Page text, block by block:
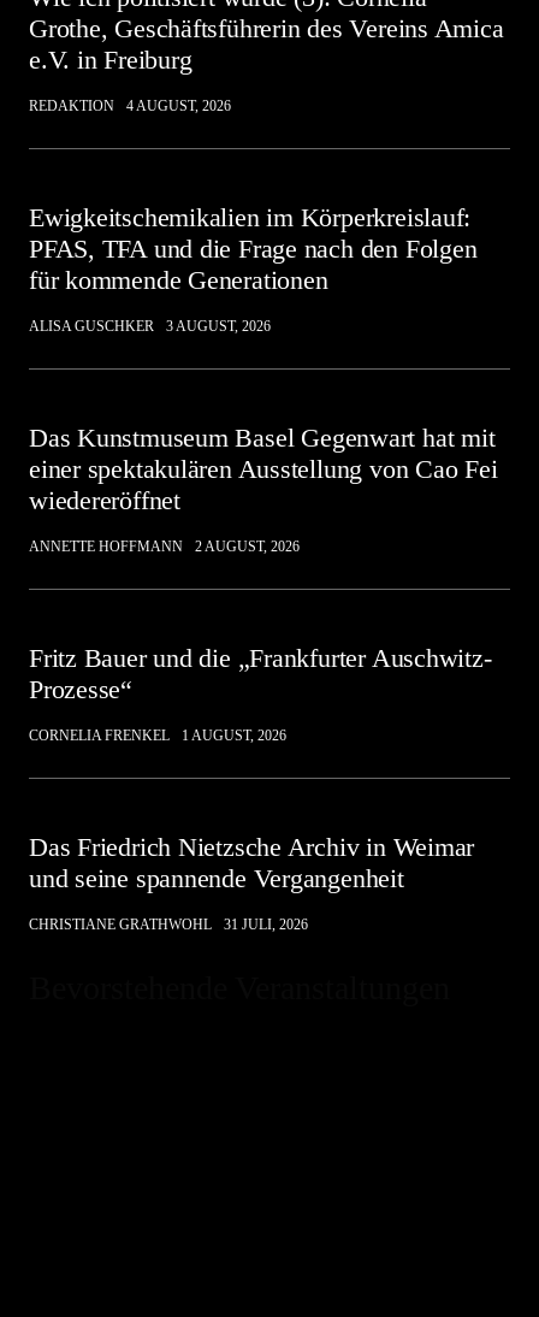
Grothe, Geschäftsführerin des Vereins Amica
e.V. in Freiburg
REDAKTION 4 AUGUST, 2026
Ewigkeitschemikalien im Körperkreislauf:
PFAS, TFA und die Frage nach den Folgen
für kommende Generationen
ALISA GUSCHKER 3 AUGUST, 2026
Das Kunstmuseum Basel Gegenwart hat mit
einer spektakulären Ausstellung von Cao Fei
wiedereröffnet
ANNETTE HOFFMANN 2 AUGUST, 2026
Fritz Bauer und die „Frankfurter Auschwitz-
Prozesse“
CORNELIA FRENKEL 1 AUGUST, 2026
Das Friedrich Nietzsche Archiv in Weimar
und seine spannende Vergangenheit
CHRISTIANE GRATHWOHL 31 JULI, 2026